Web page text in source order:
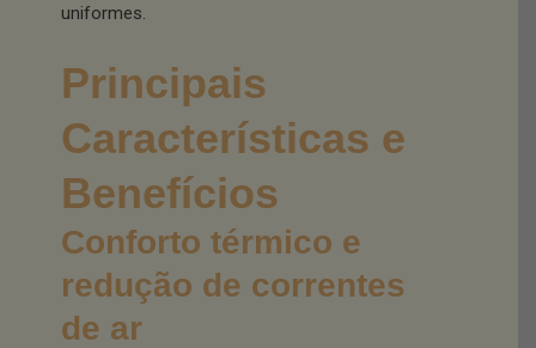
uniformes.
Principais
Características e
Benefícios
Conforto térmico e
redução de correntes
de ar